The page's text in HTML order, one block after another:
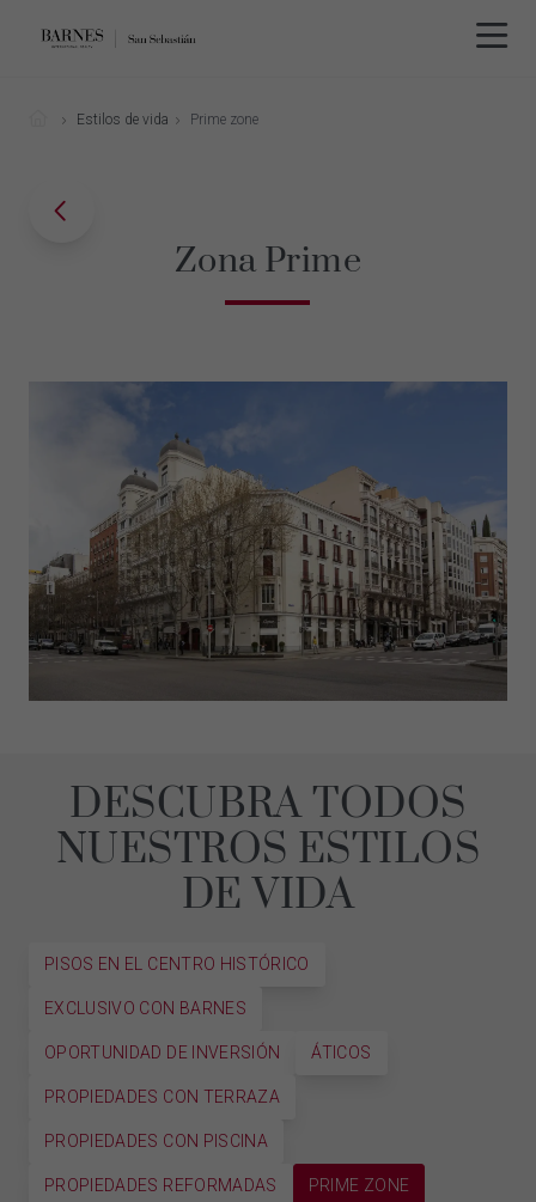
Estilos de vida Prime zone
Zona Prime
DESCUBRA TODOS
NUESTROS ESTILOS
DE VIDA
PISOS EN EL CENTRO HISTÓRICO
EXCLUSIVO CON BARNES
OPORTUNIDAD DE INVERSIÓN ÁTICOS
PROPIEDADES CON TERRAZA
PROPIEDADES CON PISCINA
PROPIEDADES REFORMADAS PRIME ZONE